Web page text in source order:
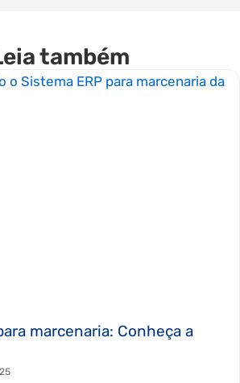
também
marcenaria: Conheça a